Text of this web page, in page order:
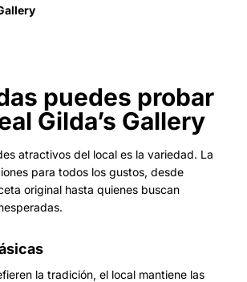
puedes probar
Gilda’s Gallery
atractivos del local es la variedad. La
para todos los gustos, desde
original hasta quienes buscan
la tradición, el local mantiene las